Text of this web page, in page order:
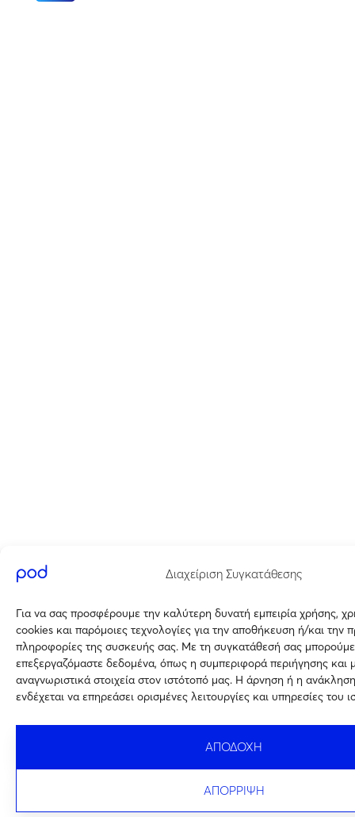
Διαχείριση Συγκατάθεσης
Για να σας προσφέρουμε την καλύτερη δυνατή εμπειρία χρήσης,
cookies και παρόμοιες τεχνολογίες για την αποθήκευση ή/και την
πληροφορίες της συσκευής σας. Με τη συγκατάθεσή σας
επεξεργαζόμαστε δεδομένα, όπως η συμπεριφορά περιήγησης και
αναγνωριστικά στοιχεία στον ιστότοπό μας. Η άρνηση ή η
ενδέχεται να επηρεάσει ορισμένες λειτουργίες και υπηρεσίες του
ΑΠΟΔΟΧΗ
ΑΠΟΡΡΙΨΗ